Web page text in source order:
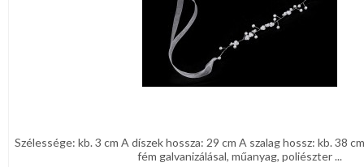
Szélessége: kb. 3 cm A díszek hossza: 29 cm A szalag hossz: kb. 38
fém galvanizálásal, műanyag, poliészter ...